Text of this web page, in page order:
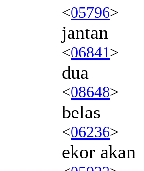
<05796>
jantan
<06841>
dua
<08648>
belas
<06236>
ekor akan